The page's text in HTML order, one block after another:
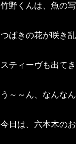
竹野くんは、魚の
つばきの花が咲き
スティーヴも出てき
う～～ん、なんな
今日は、六本木のお